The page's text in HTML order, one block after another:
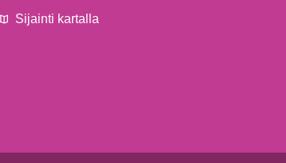
Sijainti kartalla